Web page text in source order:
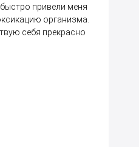
привели меня
организма.
себя прекрасно